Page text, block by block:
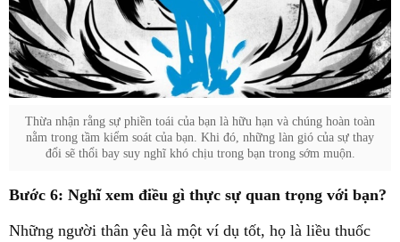
Thừa nhận rằng sự phiền toái của bạn là hữu hạn và chúng hoàn toàn
nằm trong tầm kiểm soát của bạn. Khi đó, những làn gió của sự thay
đổi sẽ thổi bay suy nghĩ khó chịu trong bạn trong sớm muộn.
Bước 6: Nghĩ xem điều gì thực sự quan trọng với bạn?
Những người thân yêu là một ví dụ tốt, họ là liều thuốc